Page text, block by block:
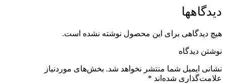
دیدگاهها
هیچ دیدگاهی برای این محصول نوشته نشده است.
نوشتن دیدگاه
نشانی ایمیل شما منتشر نخواهد شد. بخش‌های موردنیاز
علامت‌گذاری شده‌اند *